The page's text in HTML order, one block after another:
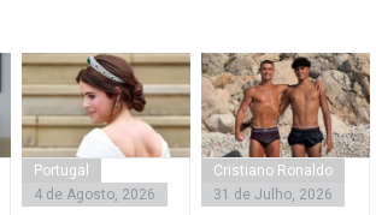
Portugal
4 de Agosto, 2026
Cristiano Ronaldo
31 de Julho, 2026